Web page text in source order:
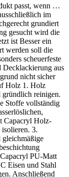
passt, wenn …
im
grundiert
gesucht wird die
ist Besser ein
werden soll die
scheuerfeste
aus
nicht sicher
Holz 1. Holz
gründlich reinigen.
Stoffe vollständig
Capacryl Holz-
3.
gleichmäßige
PU-Matt
Eisen und Stahl
Anschließend